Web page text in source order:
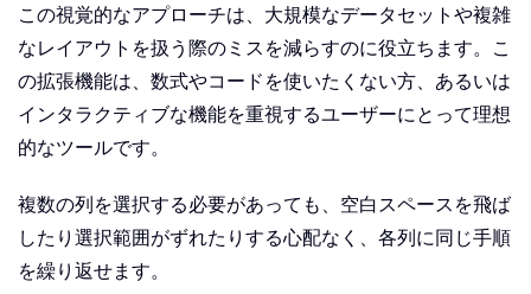
この視覚的なアプローチは、大規模なデータセットや複雑
なレイアウトを扱う際のミスを減らすのに役立ちます。こ
の拡張機能は、数式やコードを使いたくない方、あるいは
インタラクティブな機能を重視するユーザーにとって理想
的なツールです。
複数の列を選択する必要があっても、空白スペースを飛ば
したり選択範囲がずれたりする心配なく、各列に同じ手順
を繰り返せます。